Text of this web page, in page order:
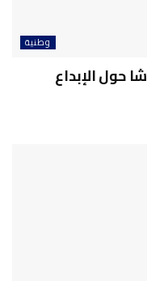
وطنية
حول الإبداع